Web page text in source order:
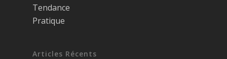
Tendance
Pratique
Articles Récents